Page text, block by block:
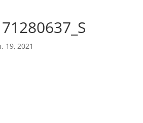
19, 2021